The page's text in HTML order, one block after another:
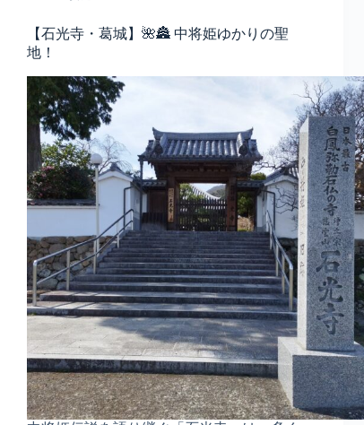
【石光寺・葛城】🌺🏯 中将姫ゆかりの聖
地！